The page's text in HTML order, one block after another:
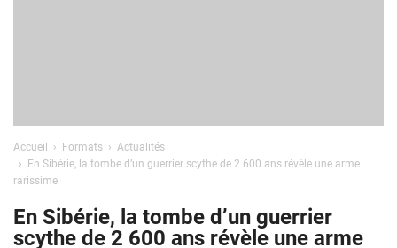
Accueil Formats
Actualités
En Sibérie, la tombe d’un guerrier scythe de 2 600 ans révèle une arme
rarissime
En Sibérie, la tombe d’un guerrier
scythe de 2 600 ans révèle une arme